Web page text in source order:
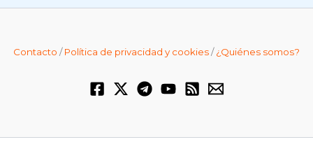
Contacto /Política de privacidad y cookies/¿Quiénes somos?